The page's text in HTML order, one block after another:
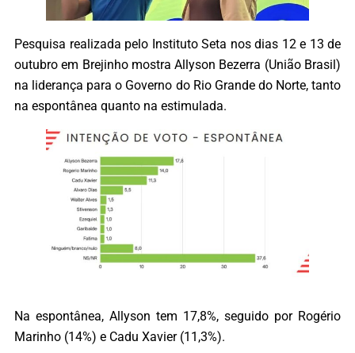
Pesquisa realizada pelo Instituto Seta nos dias 12 e 13 de
outubro em Brejinho mostra Allyson Bezerra (União Brasil)
na liderança para o Governo do Rio Grande do Norte, tanto
na espontânea quanto na estimulada.
Na espontânea, Allyson tem 17,8%, seguido por Rogério
Marinho (14%) e Cadu Xavier (11,3%).